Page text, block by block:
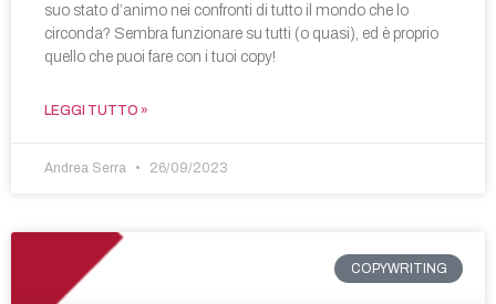
suo stato d’animo nei confronti di tutto il mondo che lo
circonda? Sembra funzionare su tutti (o quasi), ed è proprio
quello che puoi fare con i tuoi copy!
LEGGI TUTTO »
Andrea Serra 26/09/2023
COPYWRITING